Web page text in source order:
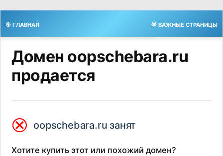
🎯 ГЛАВНАЯ 🌟 ВАЖНЫЕ СТРАНИЦЫ
Домен oopschebara.ru
продается
⮿ oopschebara.ru занят
Хотите купить этот или похожий домен?